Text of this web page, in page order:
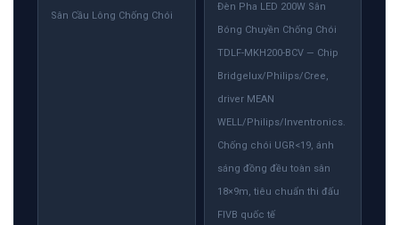
Sân Cầu Lông Chống Chói
Đèn Pha LED 200W Sân
Bóng Chuyền Chống Chói
TDLF-MKH200-BCV — Chip
Bridgelux/Philips/Cree,
driver MEAN
WELL/Philips/Inventronics.
Chống chói UGR<19, ánh
sáng đồng đều toàn sân
18×9m, tiêu chuẩn thi đấu
FIVB quốc tế